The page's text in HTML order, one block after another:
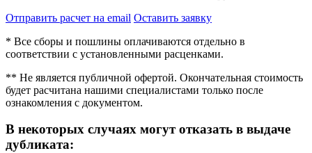
Отправить расчет на email Оставить заявку
* Все сборы и пошлины оплачиваются отдельно в
соответствии с установленными расценками.
** Не является публичной офертой. Окончательная стоимость
будет расчитана нашими специалистами только после
ознакомления с документом.
В некоторых случаях могут отказать в выдаче
дубликата: